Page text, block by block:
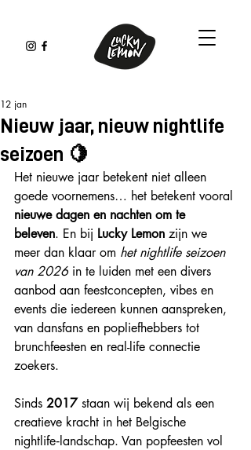
Nieuw jaar, nieuw nightlife
seizoen 🍋
12 jan
Het nieuwe jaar betekent niet alleen
goede voornemens… het betekent vooral
nieuwe dagen en nachten om te
beleven. En bij Lucky Lemon zijn we
meer dan klaar om het nightlife seizoen
van 2026 in te luiden met een divers
aanbod aan feestconcepten, vibes en
events die iedereen kunnen aanspreken,
van dansfans en popliefhebbers tot
brunchfeesten en real-life connectie
zoekers.
Sinds 2017 staan wij bekend als een
creatieve kracht in het Belgische
nightlife‑landschap. Van popfeesten vol